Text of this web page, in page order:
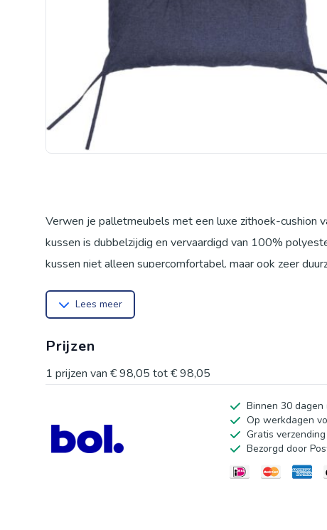
Verwen je palletmeubels met een luxe zithoek-cushion
kussen is dubbelzijdig en vervaardigd van 100%
kussen niet alleen supercomfortabel, maar ook zeer
of meer sets ontvang je een extra kussen van 60x40
Lees meer
Prijzen
1 prijzen van € 98,05 tot€ 98,05
Binnen 30
Op werkdagen
Gratis
Bezorgd door